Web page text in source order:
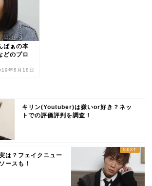
ばぁの本
どのプロ
年8月18日
キリン(Youtuber)は嫌いor好き？ネッ
トでの評価評判を調査！
は？フェイクニュー
ースも！